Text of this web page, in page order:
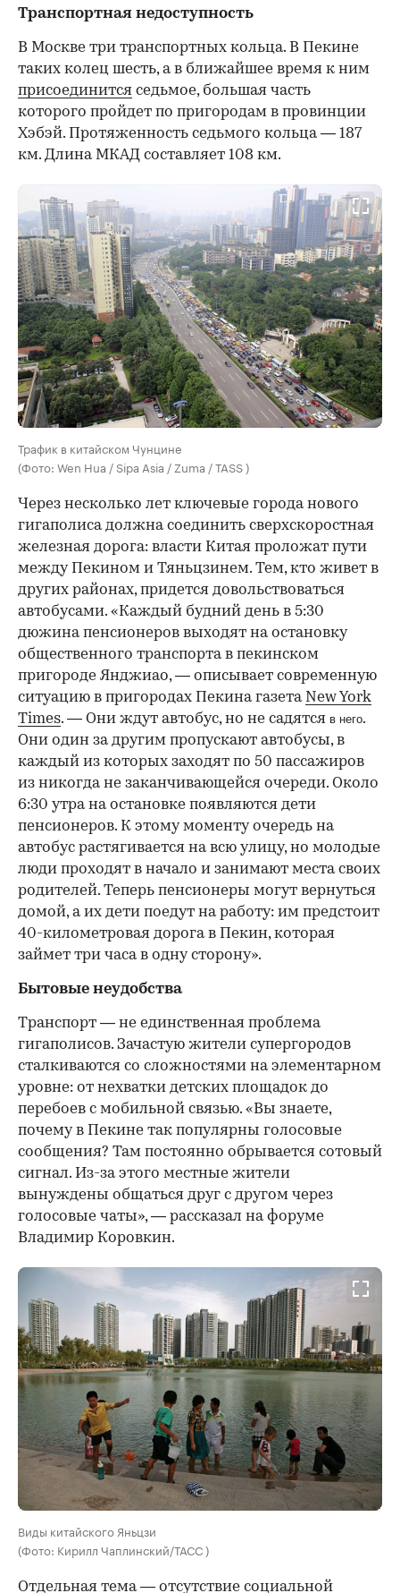
Транспортная недоступность
В Москве три транспортных кольца. В Пекине
таких колец шесть, а в ближайшее время к ним
присоединится седьмое, большая часть
которого пройдет по пригородам в провинции
Хэбэй. Протяженность седьмого кольца — 187
км. Длина МКАД составляет 108 км.
Трафик в китайском Чунцине
(Фото: Wen Hua / Sipa Asia / Zuma / TASS )
Через несколько лет ключевые города нового
гигаполиса должна соединить сверхскоростная
железная дорога: власти Китая проложат пути
между Пекином и Тяньцзинем. Тем, кто живет в
других районах, придется довольствоваться
автобусами. «Каждый будний день в 5:30
дюжина пенсионеров выходят на остановку
общественного транспорта в пекинском
пригороде Янджиао, — описывает современную
ситуацию в пригородах Пекина газета New York
Times. — Они ждут автобус, но не садятся в него.
Они один за другим пропускают автобусы, в
каждый из которых заходят по 50 пассажиров
из никогда не заканчивающейся очереди. Около
6:30 утра на остановке появляются дети
пенсионеров. К этому моменту очередь на
автобус растягивается на всю улицу, но молодые
люди проходят в начало и занимают места своих
родителей. Теперь пенсионеры могут вернуться
домой, а их дети поедут на работу: им предстоит
40-километровая дорога в Пекин, которая
займет три часа в одну сторону».
Бытовые неудобства
Транспорт — не единственная проблема
гигаполисов. Зачастую жители супергородов
сталкиваются со сложностями на элементарном
уровне: от нехватки детских площадок до
перебоев с мобильной связью. «Вы знаете,
почему в Пекине так популярны голосовые
сообщения? Там постоянно обрывается сотовый
сигнал. Из-за этого местные жители
вынуждены общаться друг с другом через
голосовые чаты», — рассказал на форуме
Владимир Коровкин.
Виды китайского Яньцзи
(Фото: Кирилл Чаплинский/ТАСС )
Отдельная тема — отсутствие социальной